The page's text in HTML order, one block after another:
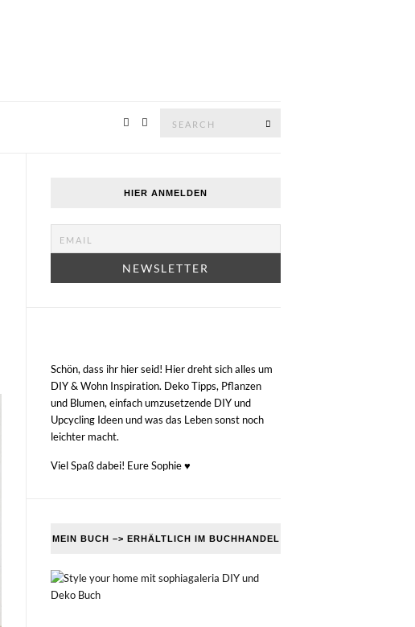
HIER ANMELDEN
Schön, dass ihr hier seid! Hier dreht sich alles um
DIY & Wohn Inspiration. Deko Tipps, Pflanzen
und Blumen, einfach umzusetzende DIY und
Upcycling Ideen und was das Leben sonst noch
leichter macht.
Viel Spaß dabei! Eure Sophie ♥
MEIN BUCH –> ERHÄLTLICH IM BUCHHANDEL